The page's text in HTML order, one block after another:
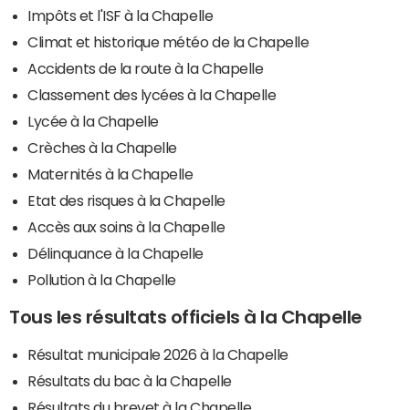
Impôts et l'ISF à la Chapelle
Climat et historique météo de la Chapelle
Accidents de la route à la Chapelle
Classement des lycées à la Chapelle
Lycée à la Chapelle
Crèches à la Chapelle
Maternités à la Chapelle
Etat des risques à la Chapelle
Accès aux soins à la Chapelle
Délinquance à la Chapelle
Pollution à la Chapelle
Tous les résultats officiels à la Chapelle
Résultat municipale 2026 à la Chapelle
Résultats du bac à la Chapelle
Résultats du brevet à la Chapelle